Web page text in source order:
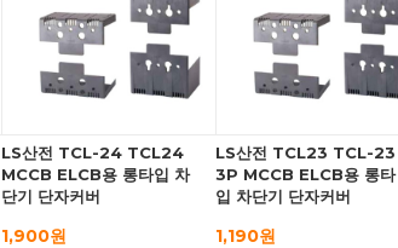
LS산전 TCL-24 TCL24
MCCB ELCB용 롱타입 차
단기 단자커버
1,900원
LS산전 TCL23 TCL-23
3P MCCB ELCB용 롱타
입 차단기 단자커버
1,190원